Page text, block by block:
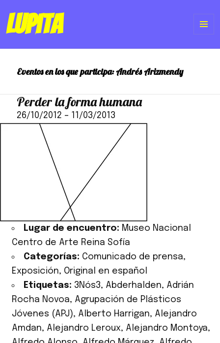
Lupita
Eventos en los que participa:Andrés Arizmendy
Perder la forma humana
26/10/2012 – 11/03/2013
Lugar de encuentro: Museo Nacional
Centro de Arte Reina Sofía
Categorías: Comunicado de prensa,
Exposición, Original en español
Etiquetas: 3Nós3, Abderhalden, Adrián
Rocha Novoa, Agrupación de Plásticos
Jóvenes (APJ), Alberto Harrigan, Alejandro
Amdan, Alejandro Leroux, Alejandro Montoya,